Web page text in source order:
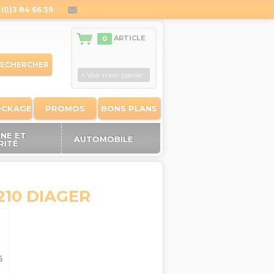
84 66 39
PROMOS BONS PLANS
0 ARTICLE
> Voir mon panier
ET
AUTOMOBILE
DIAGER